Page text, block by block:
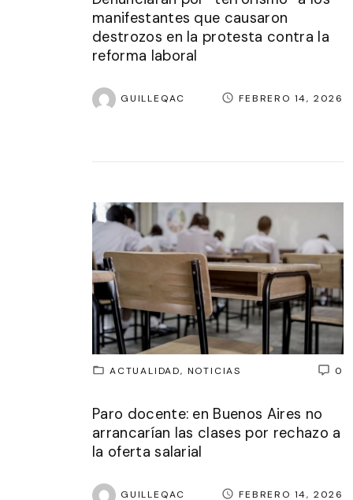
manifestantes que causaron
destrozos en la protesta contra la
reforma laboral
GUILLEQAC FEBRERO 14, 2026
0
ACTUALIDAD NOTICIAS
Paro docente: en Buenos Aires no
arrancarían las clases por rechazo a
la oferta salarial
GUILLEQAC FEBRERO 14, 2026